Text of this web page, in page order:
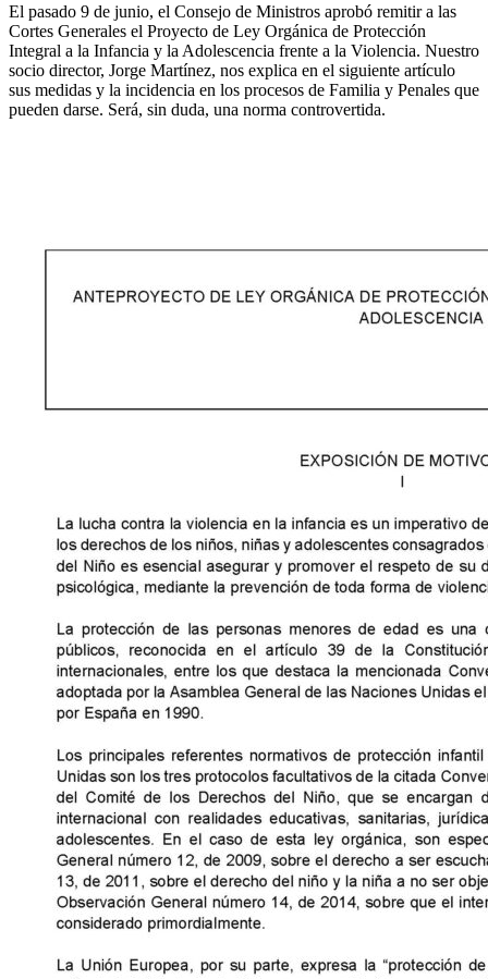
El pasado 9 de junio, el Consejo de Ministros aprobó remitir a las
Cortes Generales el Proyecto de Ley Orgánica de Protección
Integral a la Infancia y la Adolescencia frente a la Violencia. Nuestro
socio director, Jorge Martínez, nos explica en el siguiente artículo
sus medidas y la incidencia en los procesos de Familia y Penales que
pueden darse. Será, sin duda, una norma controvertida.